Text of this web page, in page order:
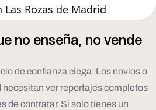
Las Rozas de Madrid
no enseña, no vende
de confianza ciega. Los novios o
necesitan ver reportajes completos
de contratar. Si solo tienes un